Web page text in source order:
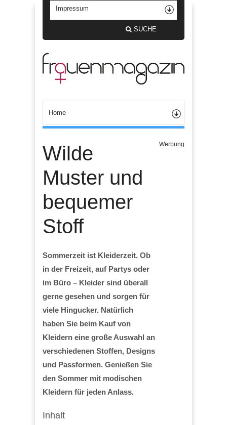
SUCHE
Wilde
Muster und
bequemer
Stoff
Werbung
Sommerzeit ist Kleiderzeit. Ob
in der Freizeit, auf Partys oder
im Büro – Kleider sind überall
gerne gesehen und sorgen für
viele Hingucker. Natürlich
haben Sie beim Kauf von
Kleidern eine große Auswahl an
verschiedenen Stoffen, Designs
und Passformen. Genießen Sie
den Sommer mit modischen
Kleidern für jeden Anlass.
Inhalt